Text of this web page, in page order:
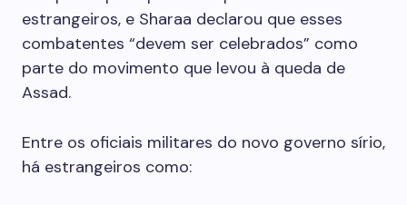
estrangeiros, e Sharaa declarou que esses
combatentes “devem ser celebrados” como
parte do movimento que levou à queda de
Assad.
Entre os oficiais militares do novo governo sírio,
há estrangeiros como: